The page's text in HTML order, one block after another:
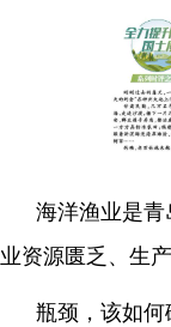
海洋渔业是
业资源匮乏、生
瓶颈，该如何